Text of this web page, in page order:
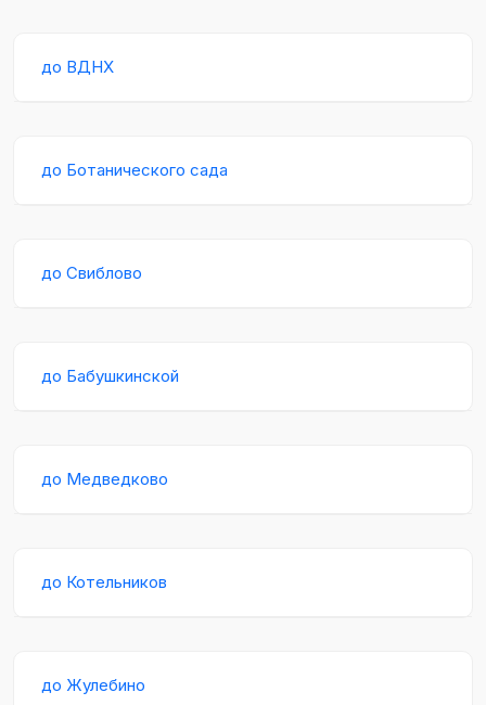
до ВДНХ
до Ботанического сада
до Свиблово
до Бабушкинской
до Медведково
до Котельников
до Жулебино